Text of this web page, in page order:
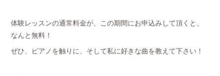
体験レッスンの通常料金が、この期間にお申込みして頂くと、
なんと無料！
ぜひ、ピアノを触りに、そして私に好きな曲を教えて下さい！